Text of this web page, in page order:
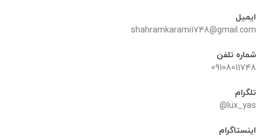
ایمیل
shahramkarami1748@gmail.com
شماره تلفن
09108011748
تلگرام
lux_yas@
اینستاگرام